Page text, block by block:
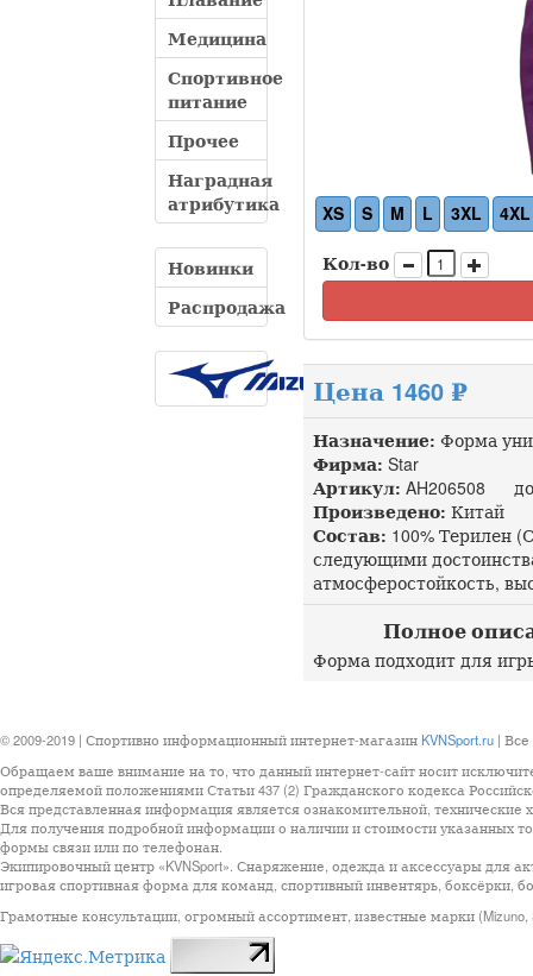
Медицина
Спортивное
питание
Прочее
Наградная
атрибутика
Новинки
Распродажа
XS S M L 3XL 4XL
Кол-во
Цена 1460 ₽
Назначение: Форма
Фирма: Star
Артикул: AH206508
Произведено: Китай
Состав: 100% Терилен
следующими
атмосферостойкость,
Полное
Форма подходит для
© 2009-2019 | Спортивно информационный интернет-магазин KVNSport.ru |
Обращаем ваше внимание на то, что данный интернет-сайт носит
определяемой положениями Статьи 437 (2) Гражданского кодекса
Вся представленная информация является ознакомительной, технические
Для получения подробной информации о наличии и стоимости указанных
формы связи или по телефонан.
Экипировочный центр «KVNSport». Снаряжение, одежда и аксессуары для
игровая спортивная форма для команд, спортивный инвентярь, боксёрки,
Грамотные консультации, огромный ассортимент, известные марки (Mizuno,